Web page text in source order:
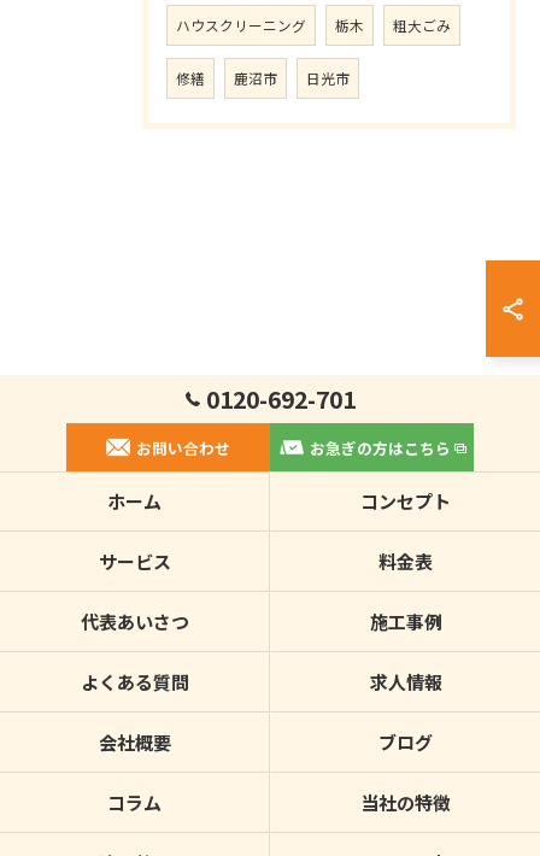
ハウスクリーニング 栃木 粗大ごみ
修繕 鹿沼市 日光市
0120-692-701
お問い合わせ お急ぎの方はこちら
ホーム コンセプト
サービス 料金表
代表あいさつ 施工事例
よくある質問 求人情報
会社概要 ブログ
コラム 当社の特徴